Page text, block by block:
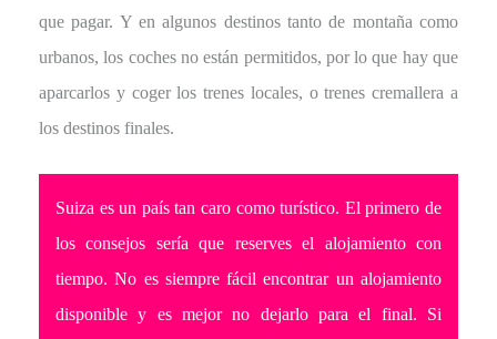
que pagar. Y en algunos destinos tanto de montaña como
urbanos, los coches no están permitidos, por lo que hay que
aparcarlos y coger los trenes locales, o trenes cremallera a
los destinos finales.
Suiza es un país tan caro como turístico. El primero de
los consejos sería que reserves el alojamiento con
tiempo. No es siempre fácil encontrar un alojamiento
disponible y es mejor no dejarlo para el final. Si